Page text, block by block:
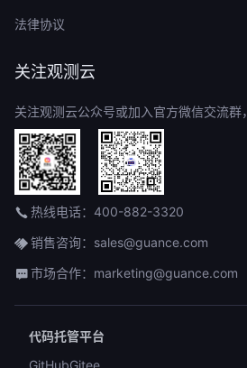
法律协议
关注观测云
关注观测云公众号或加入官方微信交流群
热线电话：400-882-3320
销售咨询：sales@guance.com
市场合作：marketing@guance.com
代码托管平台
GitHubGitee